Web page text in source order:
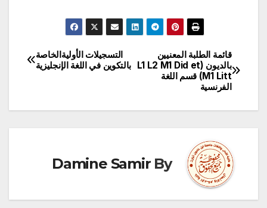
تصفّح
المقالات
التسجیلات الأولیةالخاصة
بالتكوین في اللغة الإنجلیزیة
قائمة الطلبة المعنيين
بالديون (L1 L2 M1 Did et
M1 Litt) قسم اللغة
الفرنسية
By
Damine Samir